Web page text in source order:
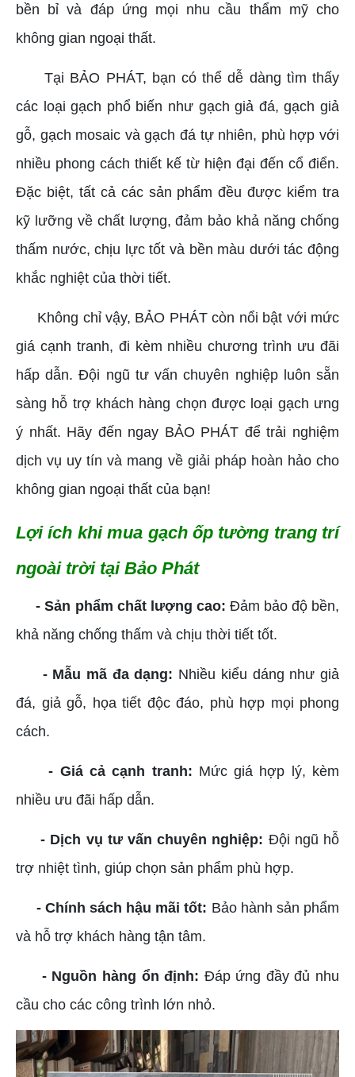
bền bỉ và đáp ứng mọi nhu cầu thẩm mỹ cho
không gian ngoại thất.
Tại BẢO PHÁT, bạn có thể dễ dàng tìm thấy
các loại gạch phổ biến như gạch giả đá, gạch giả
gỗ, gạch mosaic và gạch đá tự nhiên, phù hợp với
nhiều phong cách thiết kế từ hiện đại đến cổ điển.
Đặc biệt, tất cả các sản phẩm đều được kiểm tra
kỹ lưỡng về chất lượng, đảm bảo khả năng chống
thấm nước, chịu lực tốt và bền màu dưới tác động
khắc nghiệt của thời tiết.
Không chỉ vậy, BẢO PHÁT còn nổi bật với mức
giá cạnh tranh, đi kèm nhiều chương trình ưu đãi
hấp dẫn. Đội ngũ tư vấn chuyên nghiệp luôn sẵn
sàng hỗ trợ khách hàng chọn được loại gạch ưng
ý nhất. Hãy đến ngay BẢO PHÁT để trải nghiệm
dịch vụ uy tín và mang về giải pháp hoàn hảo cho
không gian ngoại thất của bạn!
Lợi ích khi mua gạch ốp tường trang trí
ngoài trời tại Bảo Phát
- Sản phẩm chất lượng cao: Đảm bảo độ bền,
khả năng chống thấm và chịu thời tiết tốt.
- Mẫu mã đa dạng: Nhiều kiểu dáng như giả
đá, giả gỗ, họa tiết độc đáo, phù hợp mọi phong
cách.
- Giá cả cạnh tranh: Mức giá hợp lý, kèm
nhiều ưu đãi hấp dẫn.
- Dịch vụ tư vấn chuyên nghiệp: Đội ngũ hỗ
trợ nhiệt tình, giúp chọn sản phẩm phù hợp.
- Chính sách hậu mãi tốt: Bảo hành sản phẩm
và hỗ trợ khách hàng tận tâm.
- Nguồn hàng ổn định: Đáp ứng đầy đủ nhu
cầu cho các công trình lớn nhỏ.